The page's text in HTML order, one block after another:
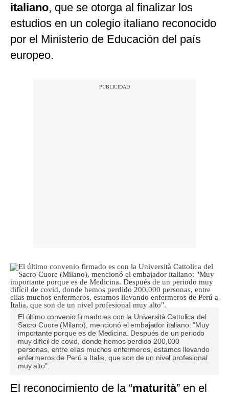
italiano, que se otorga al finalizar los
estudios en un colegio italiano reconocido
por el Ministerio de Educación del país
europeo.
El último convenio firmado es con la Università Cattolica del
Sacro Cuore (Milano), mencionó el embajador italiano: "Muy
importante porque es de Medicina. Después de un periodo
muy difícil de covid, donde hemos perdido 200,000
personas, entre ellas muchos enfermeros, estamos llevando
enfermeros de Perú a Italia, que son de un nivel profesional
muy alto".
El reconocimiento de la “maturità” en el